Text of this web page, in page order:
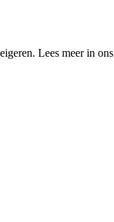
Lees meer in ons